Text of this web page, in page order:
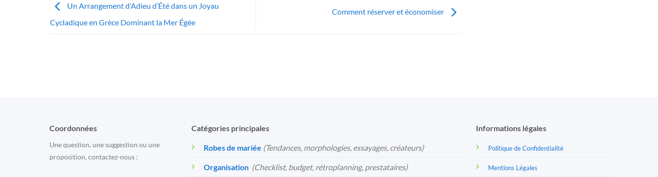
Un Arrangement d’Adieu d’Été dans un Joyau
Cycladique en Grèce Dominant la Mer Égée
Comment réserver et économiser
Coordonnées
Une question, une suggestion ou une
proposition, contactez-nous :
Catégories principales
Robes de mariée (Tendances, morphologies, essayages, créateurs)
Organisation (Checklist, budget, rétroplanning, prestataires)
Informations légales
Politique de Confidentialité
Mentions Légales